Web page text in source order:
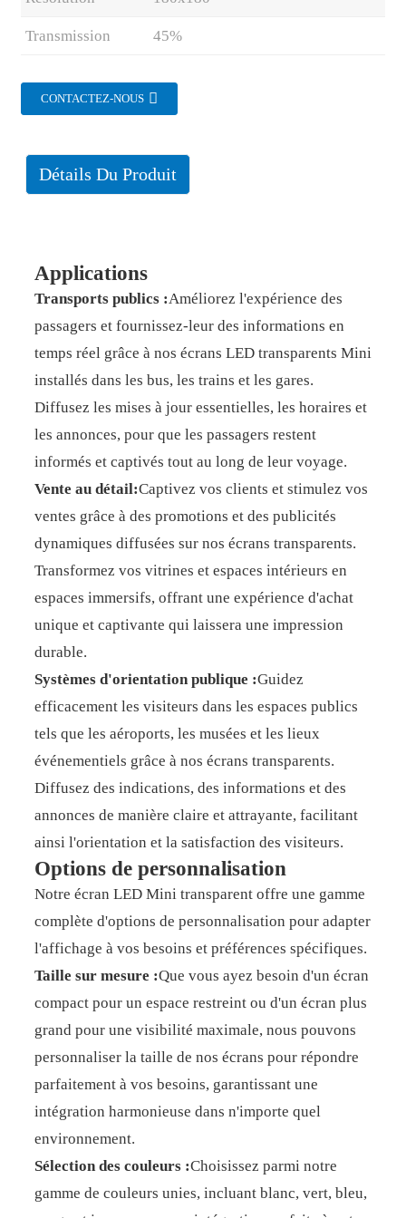
Transmission 45%
CONTACTEZ-NOUS
Détails Du Produit
Applications
Transports publics :Améliorez l'expérience des
passagers et fournissez-leur des informations en
temps réel grâce à nos écrans LED transparents Mini
installés dans les bus, les trains et les gares.
Diffusez les mises à jour essentielles, les horaires et
les annonces, pour que les passagers restent
informés et captivés tout au long de leur voyage.
Vente au détail:Captivez vos clients et stimulez vos
ventes grâce à des promotions et des publicités
dynamiques diffusées sur nos écrans transparents.
Transformez vos vitrines et espaces intérieurs en
espaces immersifs, offrant une expérience d'achat
unique et captivante qui laissera une impression
durable.
Systèmes d'orientation publique :Guidez
efficacement les visiteurs dans les espaces publics
tels que les aéroports, les musées et les lieux
événementiels grâce à nos écrans transparents.
Diffusez des indications, des informations et des
annonces de manière claire et attrayante, facilitant
ainsi l'orientation et la satisfaction des visiteurs.
Options de personnalisation
Notre écran LED Mini transparent offre une gamme
complète d'options de personnalisation pour adapter
l'affichage à vos besoins et préférences spécifiques.
Taille sur mesure :Que vous ayez besoin d'un écran
compact pour un espace restreint ou d'un écran plus
grand pour une visibilité maximale, nous pouvons
personnaliser la taille de nos écrans pour répondre
parfaitement à vos besoins, garantissant une
intégration harmonieuse dans n'importe quel
environnement.
Sélection des couleurs :Choisissez parmi notre
gamme de couleurs unies, incluant blanc, vert, bleu,